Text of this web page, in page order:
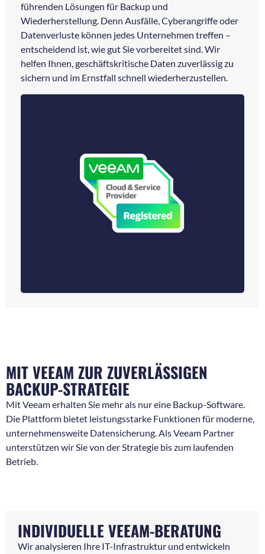
führenden Lösungen für Backup und
Wiederherstellung. Denn Ausfälle, Cyberangriffe oder
Datenverluste können jedes Unternehmen treffen –
entscheidend ist, wie gut Sie vorbereitet sind. Wir
helfen Ihnen, geschäftskritische Daten zuverlässig zu
sichern und im Ernstfall schnell wiederherzustellen.
MIT VEEAM ZUR ZUVERLÄSSIGEN
BACKUP-STRATEGIE
Mit Veeam erhalten Sie mehr als nur eine Backup-Software.
Die Plattform bietet leistungsstarke Funktionen für moderne,
unternehmensweite Datensicherung. Als Veeam Partner
unterstützen wir Sie von der Strategie bis zum laufenden
Betrieb.
INDIVIDUELLE VEEAM-BERATUNG
Wir analysieren Ihre IT-Infrastruktur und entwickeln